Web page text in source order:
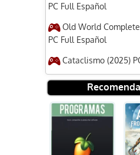
PC Full Español
Old World
PC Full Español
Cataclismo (2025)